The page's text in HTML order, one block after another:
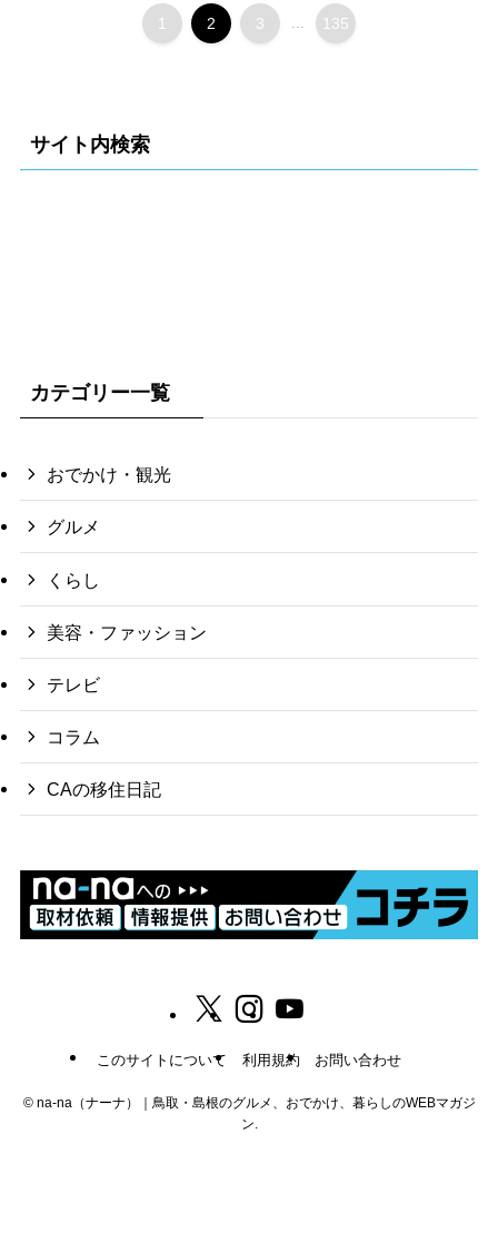
1 2 3 135
サイト内検索
カテゴリー一覧
おでかけ・観光
グルメ
くらし
美容・ファッション
テレビ
コラム
CAの移住日記
このサイトについて 利用規約 お問い合わせ
©na-na（ナーナ）｜鳥取・島根のグルメ、おでかけ、暮らしのWEBマガジ
ン.